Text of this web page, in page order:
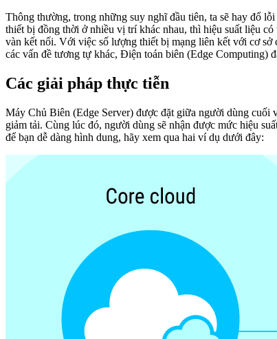
Thông thường, trong những suy nghĩ đầu tiên, ta sẽ hay đổ
thiết bị đồng thời ở nhiều vị trí khác nhau, thì hiệu suất liệu
vàn kết nối. Với việc số lượng thiết bị mạng liên kết với cơ
các vấn đề tương tự khác, Điện toán biên (Edge Computing)
Các giải pháp thực tiễn
Máy Chủ Biên (Edge Server) được đặt giữa người dùng cuối
giảm tải. Cùng lúc đó, người dùng sẽ nhận được mức hiệu
để bạn dễ dàng hình dung, hãy xem qua hai ví dụ dưới đây: